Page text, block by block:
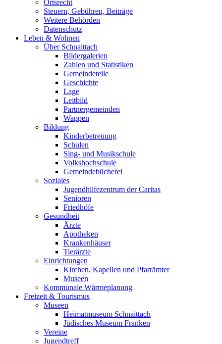
Ortsrecht
Steuern, Gebühren, Beiträge
Weitere Behörden
Datenschutz
Leben & Wohnen
Über Schnaittach
Bildergalerien
Zahlen und Statistiken
Gemeindeteile
Geschichte
Lage
Leitbild
Partnergemeinden
Wappen
Bildung
Kinderbetreuung
Schulen
Sing- und Musikschule
Volkshochschule
Gemeindebücherei
Soziales
Jugendhilfezentrum der Caritas
Senioren
Friedhöfe
Gesundheit
Ärzte
Apotheken
Krankenhäuser
Tierärzte
Einrichtungen
Kirchen, Kapellen und Pfarrämter
Museen
Kommunale Wärmeplanung
Freizeit & Tourismus
Museen
Heimatmuseum Schnaittach
Jüdisches Museum Franken
Vereine
Jugendtreff